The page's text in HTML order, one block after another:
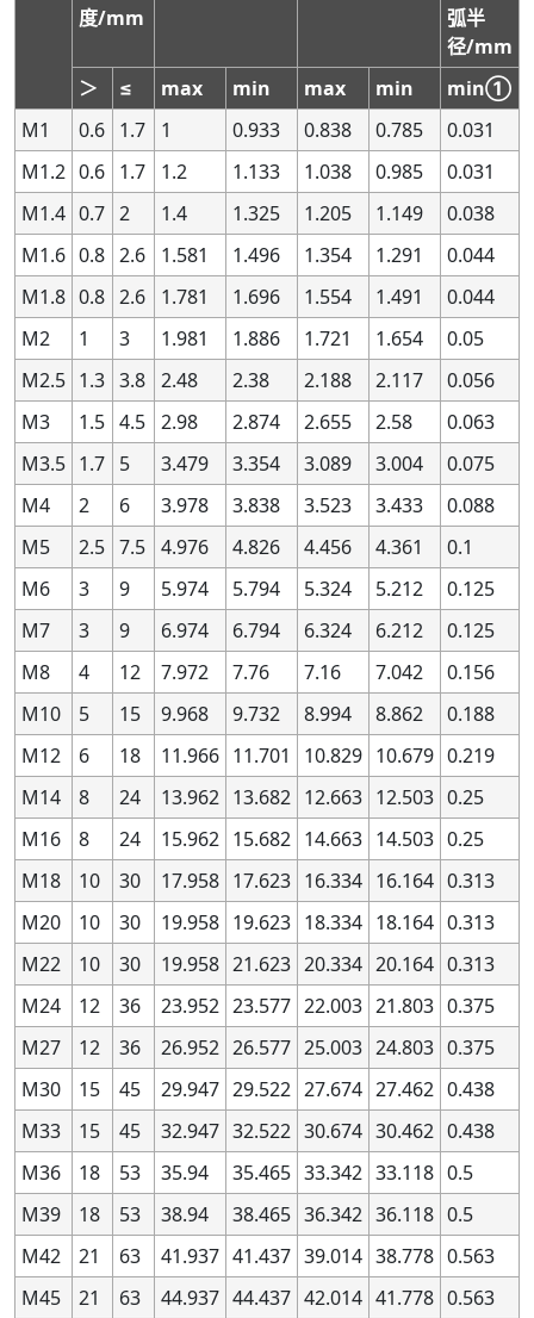
2.8 +119
2.8 0.35 6H +85 0 +100
0
1.4
2.8 0.35 — — — —
—
1.4
2.8 0.35 7G — — —
1.4
2.8 0.35 7H — — —
1.4
2.8 0.35 8G — — —
1.4
2.8 0.35 8H — — —
1.4
2.8 0.4 — — — —
1.4
0.4 4H +56 0 +71
1.4
2.8 0.4 5G +90 +19 +109
1.4
2.8 0.4 5H +71 0 +90
0
1.4
2.8 0.4 — — — —
—
1.4
2.8 0.4 — — — —
1.4
0.4 — — — —
1.4
2.8 0.4 6G +109 +19 +131
1.4
0.4 6H +90 0 +112
1.4
0.4 — — — —
1.4
2.8 0.4 7G — — —
—
1.4
2.8 0.4 7H — — —
—
1.4
2.8 0.4 8G — — —
—
1.4
2.8 0.4 8H — — —
—
1.4
0.45 — — — —
1.4
0.45 4H +60 0 +80
1.4
2.8 0.45 5G +95 +20 +120
1.4
2.8 0.45 5H +75 0 +100
1.4
2.8 0.45 — — — —
1.4
2.8 0.45 — — — —
—
1.4
2.8 0.45 — — — —
—
1.4
2.8 0.45 6G +115 +20 +145
1.4
2.8 0.45 6H +95 0 +125
0
1.4
2.8 0.45 — — — —
1.4
2.8 0.45 7G — — —
1.4
2.8 0.45 7H — — —
1.4
2.8 0.45 8G — — —
1.4
2.8 0.45 8H — — —
2.8 +119
2.8 0.35 6H +85 0 +100
0
1.4
2.8 0.35 — — — —
—
1.4
2.8 0.35 7G — — —
1.4
2.8 0.35 7H — — —
1.4
2.8 0.35 8G — — —
1.4
2.8 0.35 8H — — —
1.4
2.8 0.4 — — — —
1.4
0.4 4H +56 0 +71
1.4
2.8 0.4 5G +90 +19 +109
1.4
2.8 0.4 5H +71 0 +90
0
1.4
2.8 0.4 — — — —
—
1.4
2.8 0.4 — — — —
1.4
0.4 — — — —
1.4
2.8 0.4 6G +109 +19 +131
1.4
0.4 6H +90 0 +112
1.4
0.4 — — — —
1.4
2.8 0.4 7G — — —
—
1.4
2.8 0.4 7H — — —
—
1.4
2.8 0.4 8G — — —
—
1.4
2.8 0.4 8H — — —
—
1.4
0.45 — — — —
1.4
0.45 4H +60 0 +80
1.4
2.8 0.45 5G +95 +20 +120
1.4
2.8 0.45 5H +75 0 +100
1.4
2.8 0.45 — — — —
1.4
2.8 0.45 — — — —
—
1.4
2.8 0.45 — — — —
—
1.4
2.8 0.45 6G +115 +20 +145
1.4
2.8 0.45 6H +95 0 +125
0
1.4
2.8 0.45 — — — —
1.4
2.8 0.45 7G — — —
1.4
2.8 0.45 7H — — —
1.4
2.8 0.45 8G — — —
1.4
2.8 0.45 8H — — —
度/mm
弧半
径/mm
＞
≤ max min max min
min①
M1
0.6 1.7 1 0.933 0.838 0.785
0.031
M1.2 0.6 1.7 1.2 1.133 1.038 0.985
0.031
M1.4 0.7 2 1.4 1.325 1.205 1.149
0.038
M1.6 0.8 2.6 1.581 1.496 1.354 1.291
0.044
M1.8 0.8 2.6 1.781 1.696 1.554 1.491
0.044
M2
1 3 1.981 1.886 1.721 1.654
0.05
M2.5 1.3 3.8 2.48 2.38 2.188 2.117
0.056
M3
1.5 4.5 2.98 2.874 2.655 2.58
0.063
M3.5 1.7 5 3.479 3.354 3.089 3.004
0.075
M4
2 6 3.978 3.838 3.523 3.433
0.088
M5
2.5 7.5 4.976 4.826 4.456 4.361
0.1
M6
3 9 5.974 5.794 5.324 5.212
0.125
M7
3 9 6.974 6.794 6.324 6.212
0.125
M8
4 12 7.972 7.76 7.16 7.042
0.156
M10
5 15 9.968 9.732 8.994 8.862
0.188
M12
6 18 11.966 11.701 10.829 10.679 0.219
M14
8 24 13.962 13.682 12.663 12.503 0.25
M16
8 24 15.962 15.682 14.663 14.503 0.25
M18
10 30 17.958 17.623 16.334 16.164 0.313
M20
10 30 19.958 19.623 18.334 18.164 0.313
M22
10 30 19.958 21.623 20.334 20.164 0.313
M24
12 36 23.952 23.577 22.003 21.803 0.375
M27
12 36 26.952 26.577 25.003 24.803 0.375
M30
15 45 29.947 29.522 27.674 27.462 0.438
M33
15 45 32.947 32.522 30.674 30.462 0.438
M36
18 53 35.94 35.465 33.342 33.118 0.5
M39
18 53 38.94 38.465 36.342 36.118 0.5
M42
21 63 41.937 41.437 39.014 38.778 0.563
M45
21 63 44.937 44.437 42.014 41.778 0.563